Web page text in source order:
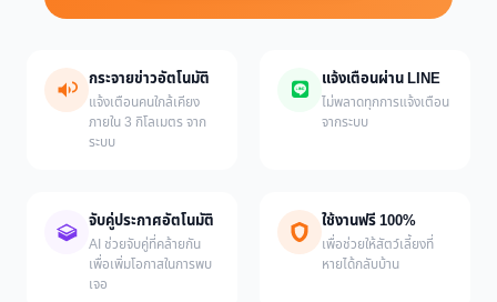
กระจายข่าวอัตโนมัติ
แจ้งเตือนคนใกล้เคียง
ภายใน 3 กิโลเมตร จาก
ระบบ
แจ้งเตือนผ่าน LINE
ไม่พลาดทุกการแจ้งเตือน
จากระบบ
จับคู่ประกาศอัตโนมัติ
AI ช่วยจับคู่ที่คล้ายกัน
เพื่อเพิ่มโอกาสในการพบ
เจอ
ใช้งานฟรี 100%
เพื่อช่วยให้สัตว์เลี้ยงที่
หายได้กลับบ้าน